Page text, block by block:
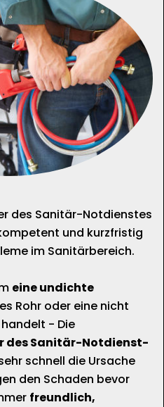
des Sanitär-Notdienstes
und kurzfristig
im Sanitärbereich.
eine undichte
Rohr oder eine nicht
- Die
des Sanitär-Notdienst-
schnell die Ursache
den Schaden bevor
freundlich,